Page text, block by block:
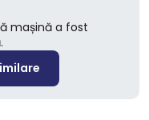
mașină a fost